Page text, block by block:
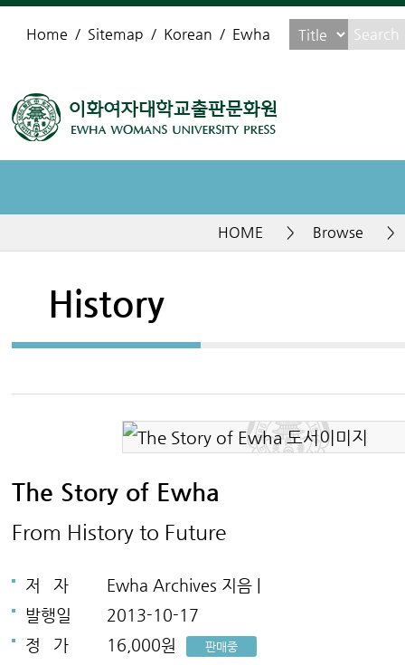
Home Sitemap Korean Ewha
HOME > Browse >
History
The Story of Ewha
From History to Future
저 자
Ewha Archives 지음 |
발행일
2013-10-17
정
가 16,000원 판매중